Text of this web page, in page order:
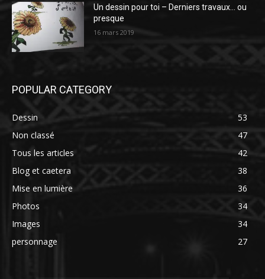
Un dessin pour toi – Derniers travaux… ou
presque
16 mars 2019
POPULAR CATEGORY
Dessin
53
Non classé
47
Tous les articles
42
Blog et caetera
38
Mise en lumière
36
Photos
34
Images
34
personnage
27